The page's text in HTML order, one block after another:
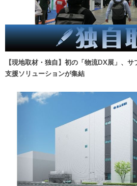
【現地取材・独自】初の「物流DX展」、
支援ソリューションが集結